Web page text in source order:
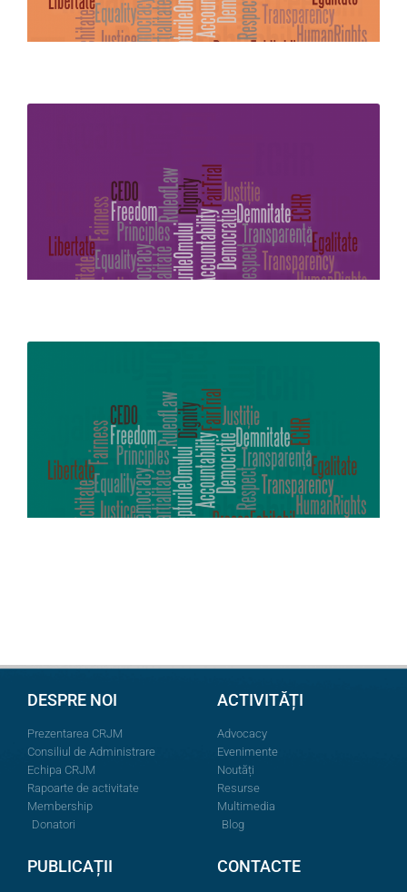
DESPRE NOI
Prezentarea CRJM
Consiliul de Administrare
Echipa CRJM
Rapoarte de activitate
Membership
Donatori
ACTIVITĂȚI
Advocacy
Evenimente
Noutăți
Resurse
Multimedia
Blog
PUBLICAȚII CONTACTE